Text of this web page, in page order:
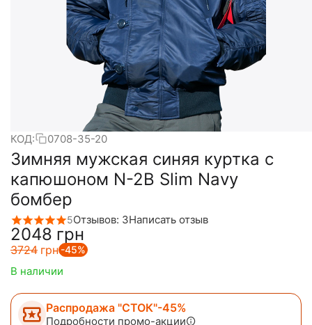
КОД: 0708-35-20
Зимняя мужская синяя куртка с
капюшоном N-2B Slim Navy
бомбер
5Отзывов: 3Написать отзыв
‍2048‍ грн
‍3724‍ грн -45%
В наличии
Распродажа "СТОК"-45%
Подробности промо-акции